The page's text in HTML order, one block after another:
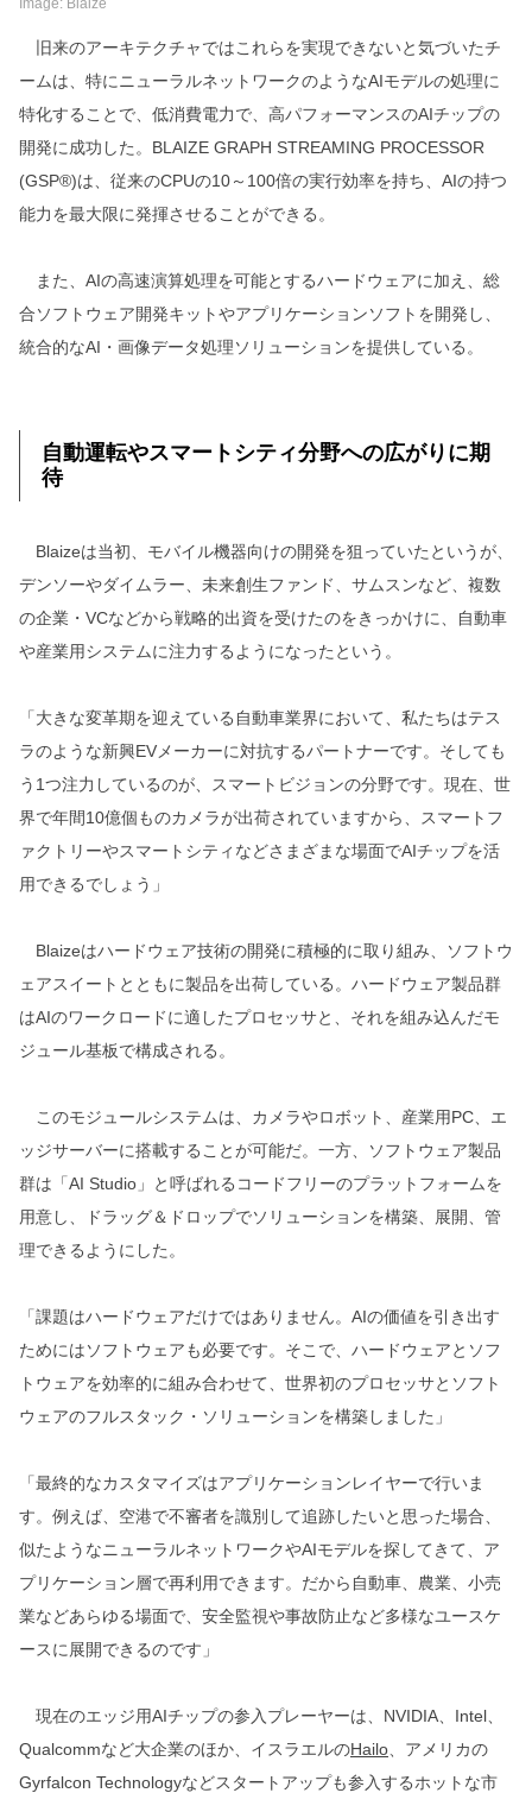
Image: Blaize
旧来のアーキテクチャではこれらを実現できないと気づいたチ
ームは、特にニューラルネットワークのようなAIモデルの処理に
特化することで、低消費電力で、高パフォーマンスのAIチップの
開発に成功した。BLAIZE GRAPH STREAMING PROCESSOR
(GSP®)は、従来のCPUの10～100倍の実行効率を持ち、AIの持つ
能力を最大限に発揮させることができる。
また、AIの高速演算処理を可能とするハードウェアに加え、総
合ソフトウェア開発キットやアプリケーションソフトを開発し、
統合的なAI・画像データ処理ソリューションを提供している。
自動運転やスマートシティ分野への広がりに期
待
Blaizeは当初、モバイル機器向けの開発を狙っていたというが、
デンソーやダイムラー、未来創生ファンド、サムスンなど、複数
の企業・VCなどから戦略的出資を受けたのをきっかけに、自動車
や産業用システムに注力するようになったという。
「大きな変革期を迎えている自動車業界において、私たちはテス
ラのような新興EVメーカーに対抗するパートナーです。そしても
う1つ注力しているのが、スマートビジョンの分野です。現在、世
界で年間10億個ものカメラが出荷されていますから、スマートフ
ァクトリーやスマートシティなどさまざまな場面でAIチップを活
用できるでしょう」
Blaizeはハードウェア技術の開発に積極的に取り組み、ソフトウ
ェアスイートとともに製品を出荷している。ハードウェア製品群
はAIのワークロードに適したプロセッサと、それを組み込んだモ
ジュール基板で構成される。
このモジュールシステムは、カメラやロボット、産業用PC、エ
ッジサーバーに搭載することが可能だ。一方、ソフトウェア製品
群は「AI Studio」と呼ばれるコードフリーのプラットフォームを
用意し、ドラッグ＆ドロップでソリューションを構築、展開、管
理できるようにした。
「課題はハードウェアだけではありません。AIの価値を引き出す
ためにはソフトウェアも必要です。そこで、ハードウェアとソフ
トウェアを効率的に組み合わせて、世界初のプロセッサとソフト
ウェアのフルスタック・ソリューションを構築しました」
「最終的なカスタマイズはアプリケーションレイヤーで行いま
す。例えば、空港で不審者を識別して追跡したいと思った場合、
似たようなニューラルネットワークやAIモデルを探してきて、ア
プリケーション層で再利用できます。だから自動車、農業、小売
業などあらゆる場面で、安全監視や事故防止など多様なユースケ
ースに展開できるのです」
現在のエッジ用AIチップの参入プレーヤーは、NVIDIA、Intel、
Qualcommなど大企業のほか、イスラエルのHailo 、アメリカの
Gyrfalcon Technologyなどスタートアップも参入するホットな市